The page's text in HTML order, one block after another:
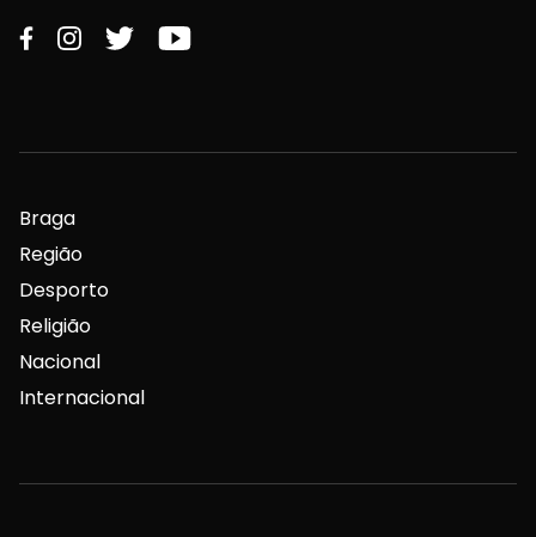
Braga
Região
Desporto
Religião
Nacional
Internacional